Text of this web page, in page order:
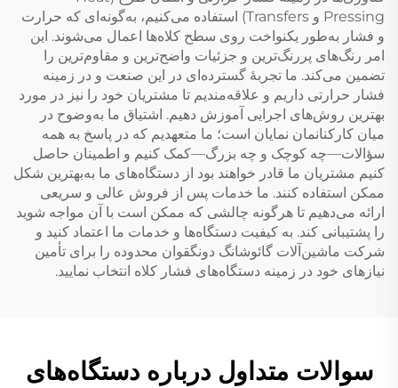
Pressing و Transfers) استفاده می‌کنیم، به‌گونه‌ای که حرارت
و فشار به‌طور یکنواخت روی سطح کلاه‌ها اعمال می‌شوند. این
امر رنگ‌های پررنگ‌ترین و جزئیات واضح‌ترین و مقاوم‌ترین را
تضمین می‌کند. ما تجربهٔ گسترده‌ای در این صنعت و در زمینه
فشار حرارتی داریم و علاقه‌مندیم تا مشتریان خود را نیز در مورد
بهترین روش‌های اجرایی آموزش دهیم. اشتیاق ما به‌وضوح در
میان کارکنانمان نمایان است؛ ما متعهدیم که در پاسخ به همه
سؤالات—چه کوچک و چه بزرگ—کمک کنیم و اطمینان حاصل
کنیم مشتریان ما قادر خواهند بود از دستگاه‌های ما به‌بهترین شکل
ممکن استفاده کنند. ما خدمات پس از فروش عالی و سریعی
ارائه می‌دهیم تا هرگونه چالشی که ممکن است با آن مواجه شوید
را پشتیبانی کند. به کیفیت دستگاه‌ها و خدمات ما اعتماد کنید و
شرکت ماشین‌آلات گائوشانگ دونگقوان محدوده را برای تأمین
نیازهای خود در زمینه دستگاه‌های فشار کلاه انتخاب نمایید.
سوالات متداول درباره دستگاه‌های